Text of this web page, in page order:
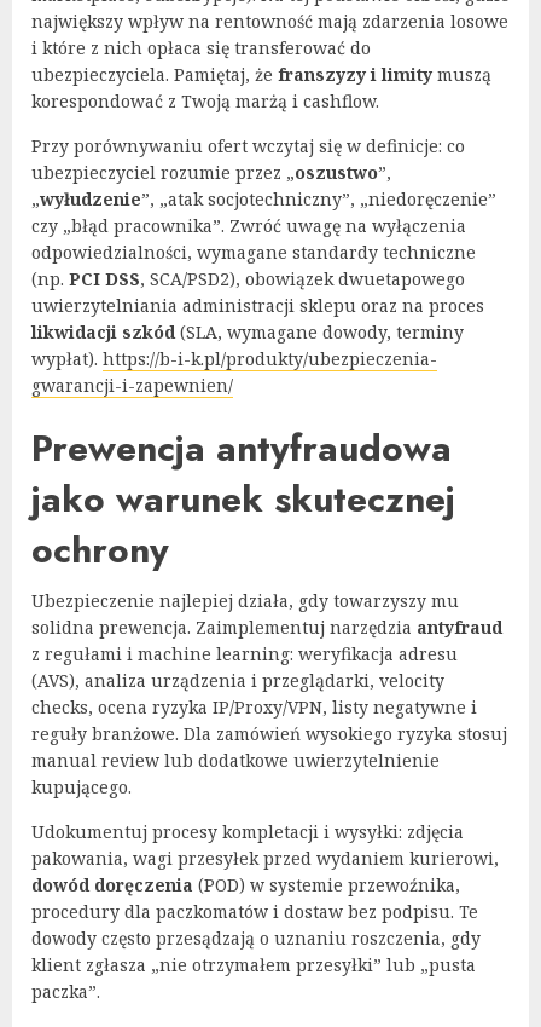
największy wpływ na rentowność mają zdarzenia losowe
i które z nich opłaca się transferować do
ubezpieczyciela. Pamiętaj, że franszyzy i limity muszą
korespondować z Twoją marżą i cashflow.
Przy porównywaniu ofert wczytaj się w definicje: co
ubezpieczyciel rozumie przez „oszustwo”,
„wyłudzenie”, „atak socjotechniczny”, „niedoręczenie”
czy „błąd pracownika”. Zwróć uwagę na wyłączenia
odpowiedzialności, wymagane standardy techniczne
(np. PCI DSS, SCA/PSD2), obowiązek dwuetapowego
uwierzytelniania administracji sklepu oraz na proces
likwidacji szkód(SLA, wymagane dowody, terminy
wypłat). https://b-i-k.pl/produkty/ubezpieczenia-
gwarancji-i-zapewnien/
Prewencja antyfraudowa
jako warunek skutecznej
ochrony
Ubezpieczenie najlepiej działa, gdy towarzyszy mu
solidna prewencja. Zaimplementuj narzędzia antyfraud
z regułami i machine learning: weryfikacja adresu
(AVS), analiza urządzenia i przeglądarki, velocity
checks, ocena ryzyka IP/Proxy/VPN, listy negatywne i
reguły branżowe. Dla zamówień wysokiego ryzyka stosuj
manual review lub dodatkowe uwierzytelnienie
kupującego.
Udokumentuj procesy kompletacji i wysyłki: zdjęcia
pakowania, wagi przesyłek przed wydaniem kurierowi,
dowód doręczenia (POD) w systemie przewoźnika,
procedury dla paczkomatów i dostaw bez podpisu. Te
dowody często przesądzają o uznaniu roszczenia, gdy
klient zgłasza „nie otrzymałem przesyłki” lub „pusta
paczka”.